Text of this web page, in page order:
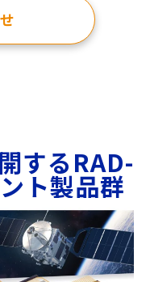
するRAD-
ト製品群